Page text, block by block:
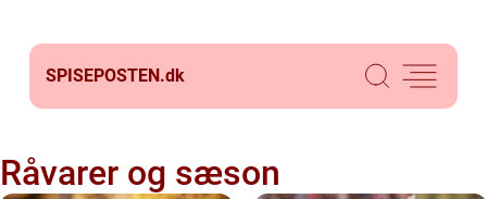
SPISEPOSTEN.dk
Råvarer og sæson